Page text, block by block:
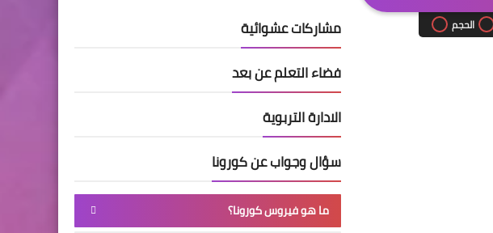
الحجم
مشاركات عشوائية
فضاء التعلم عن بعد
الادارة التربوية
سؤال وجواب عن كورونا
ما هو فيروس كورونا؟